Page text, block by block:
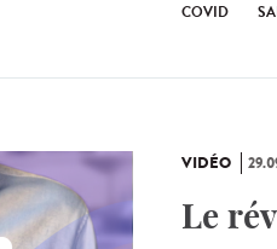
COVID
VIDÉO
Le